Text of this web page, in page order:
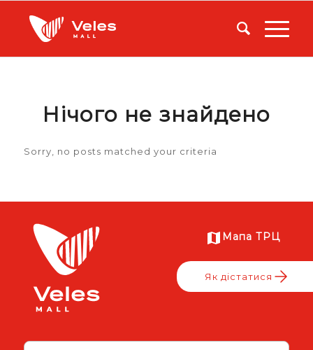
Нічого не знайдено
Sorry, no posts matched your criteria
Мапа ТРЦ
Як дістатися